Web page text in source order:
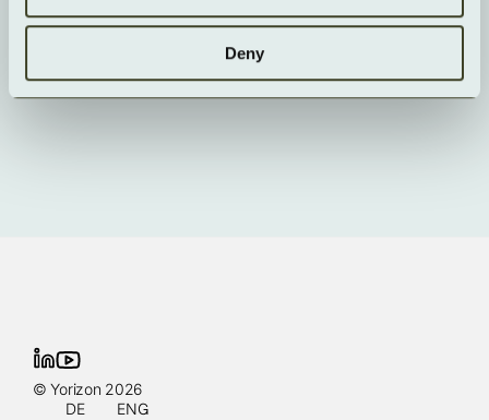
Deny
Was kostet Object Storage?
© Yorizon 2026
DE
ENG